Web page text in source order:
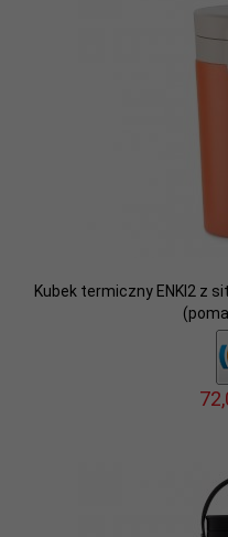
Kubek termiczny ENKI2 z
72,